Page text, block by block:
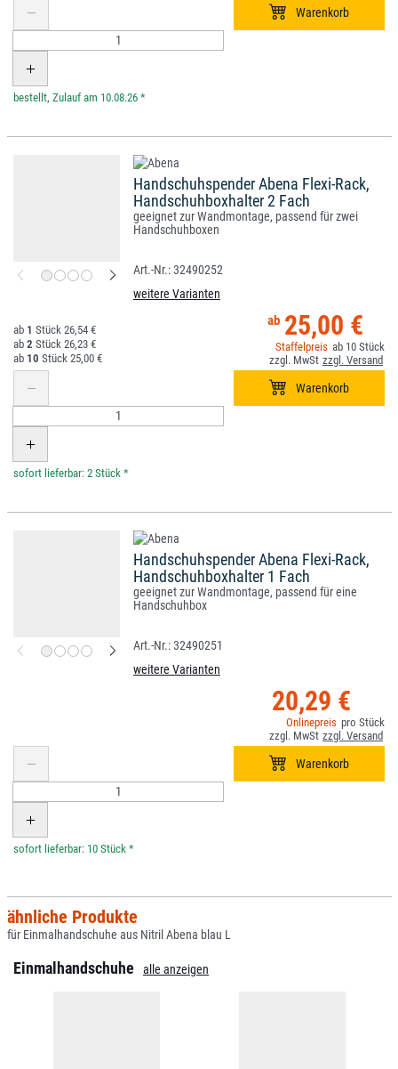
*
Handschuhspender Abena Flexi-Rack,
Handschuhboxhalter 2 Fach
geeignet zur Wandmontage, passend für zwei
Handschuhboxen
32490252
weitere Varianten
25,00 €
10
1
26,54 €
2
26,23 €
10
25,00 €
*
Handschuhspender Abena Flexi-Rack,
Handschuhboxhalter 1 Fach
geeignet zur Wandmontage, passend für eine
Handschuhbox
32490251
weitere Varianten
20,29 €
*
ähnliche Produkte
für Einmalhandschuhe aus Nitril Abena blau L
Einmalhandschuhe alle anzeigen